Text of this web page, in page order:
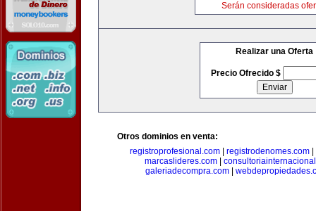
Serán consideradas
Realizar una Oferta
Precio Ofrecido $
Otros dominios en venta:
registroprofesional.com| registrodenomes.com|
marcaslideres.com
galeriadecompra.com|